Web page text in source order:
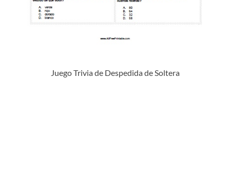
Juego Trivia de Despedida de Soltera